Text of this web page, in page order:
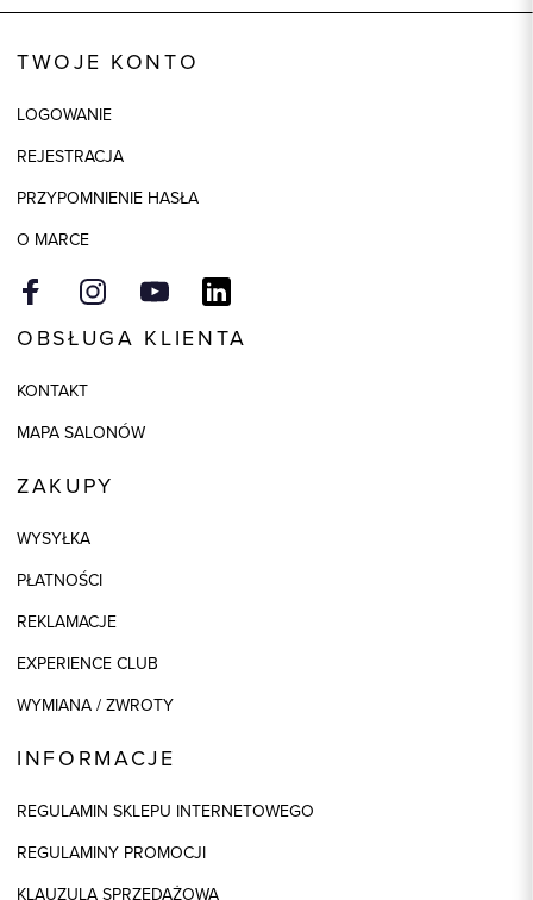
Skład tkaniny
Model
TWOJE KONTO
LOGOWANIE
REJESTRACJA
PRZYPOMNIENIE HASŁA
O MARCE
OBSŁUGA KLIENTA
KONTAKT
MAPA SALONÓW
ZAKUPY
WYSYŁKA
PŁATNOŚCI
REKLAMACJE
EXPERIENCE CLUB
WYMIANA / ZWROTY
INFORMACJE
REGULAMIN SKLEPU INTERNETOWEGO
REGULAMINY PROMOCJI
KLAUZULA SPRZEDAŻOWA